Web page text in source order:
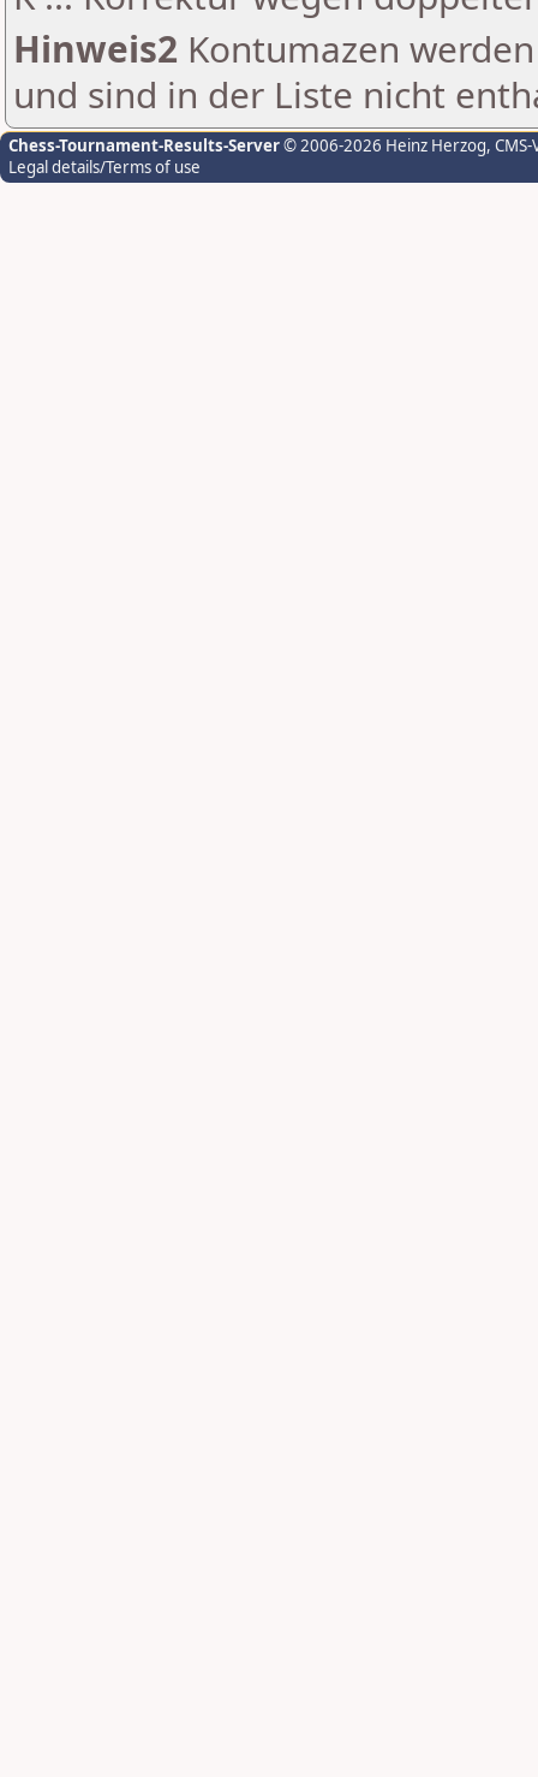
Hinweis2 Kontumazen
und sind in der Liste nicht
Chess-Tournament-Results-Server© 2006-2026 Heinz Herzog,
Legal details/Terms of use